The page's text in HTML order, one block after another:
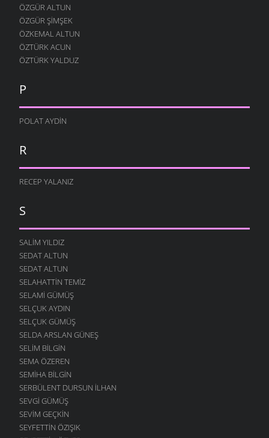
ÖZGÜR ALTUN
ÖZGÜR ŞIMŞEK
ÖZKEMAL ALTUN
ÖZTÜRK ACUN
ÖZTÜRK YALDUZ
P
POLAT AYDIN
R
RECEP YALANIZ
S
SALIM YILDIZ
SEDAT ALTUN
SEDAT ALTUN
SELAHATTIN TEMIZ
SELAMI GÜMÜŞ
SELÇUK AYDIN
SELÇUK GÜMÜŞ
SELDA ARSLAN GÜNEŞ
SELIM BILGIN
SEMA ÖZEREN
SEMIHA BILGIN
SERBÜLENT DURSUN İLHAN
SEVGI GÜMÜŞ
SEVIM GEÇKIN
SEYFETTIN ÖZIŞIK